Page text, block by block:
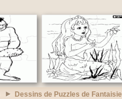
Dessins de Puzzles de Fantaisie